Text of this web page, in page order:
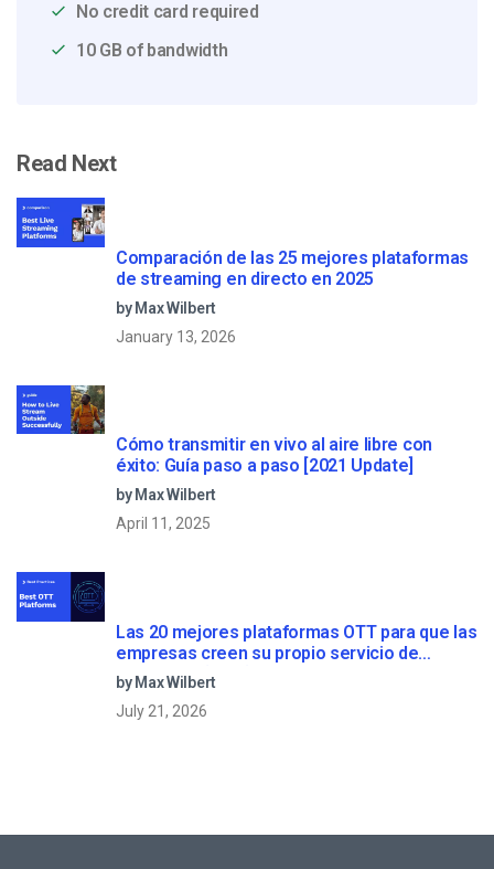
No credit card required
10 GB of bandwidth
Read Next
Comparación de las 25 mejores plataformas
de streaming en directo en 2025
by Max Wilbert
January 13, 2026
Cómo transmitir en vivo al aire libre con
éxito: Guía paso a paso [2021 Update]
by Max Wilbert
April 11, 2025
Las 20 mejores plataformas OTT para que las
empresas creen su propio servicio de
streaming (2026)
by Max Wilbert
July 21, 2026